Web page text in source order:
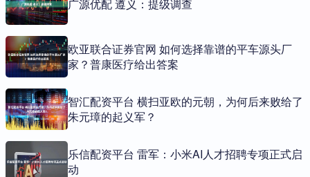
广源优配 遵义：提级调查
欧亚联合证券官网 如何选择靠谱的平车源头厂
家？普康医疗给出答案
智汇配资平台 横扫亚欧的元朝，为何后来败给了
朱元璋的起义军？
乐信配资平台 雷军：小米AI人才招聘专项正式启
动